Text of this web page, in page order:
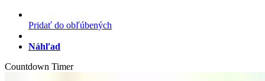
Pridať do obľúbených
Náhľad
Countdown Timer